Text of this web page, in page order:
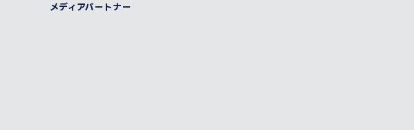
メディアパートナー